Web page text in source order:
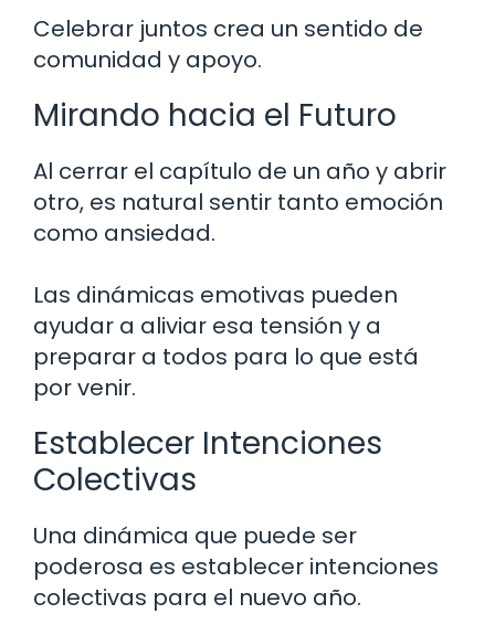
Celebrar juntos crea un sentido de
comunidad y apoyo.
Mirando hacia el Futuro
Al cerrar el capítulo de un año y abrir
otro, es natural sentir tanto emoción
como ansiedad.
Las dinámicas emotivas pueden
ayudar a aliviar esa tensión y a
preparar a todos para lo que está
por venir.
Establecer Intenciones
Colectivas
Una dinámica que puede ser
poderosa es establecer intenciones
colectivas para el nuevo año.